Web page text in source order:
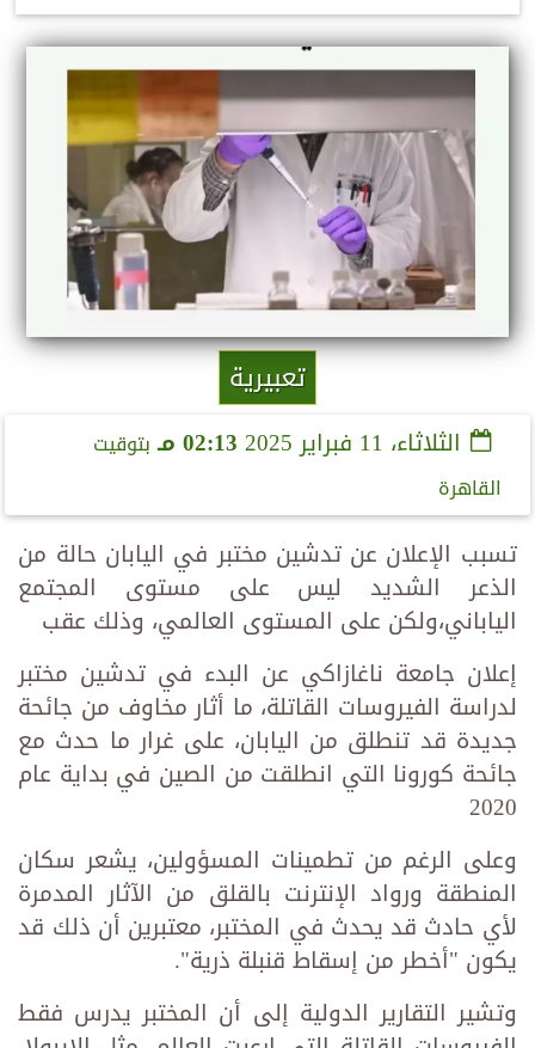
تعبيرية
الثلاثاء، 11 فبراير 2025 02:13 مـ
بتوقيت
القاهرة
تسبب الإعلان عن تدشين مختبر في اليابان حالة من
الذعر الشديد ليس على مستوى المجتمع
الياباني،ولكن على المستوى العالمي، وذلك عقب
إعلان جامعة ناغازاكي عن البدء في تدشين مختبر
لدراسة الفيروسات القاتلة، ما أثار مخاوف من جائحة
جديدة قد تنطلق من اليابان، على غرار ما حدث مع
جائحة كورونا التي انطلقت من الصين في بداية عام
2020
وعلى الرغم من تطمينات المسؤولين، يشعر سكان
المنطقة ورواد الإنترنت بالقلق من الآثار المدمرة
لأي حادث قد يحدث في المختبر، معتبرين أن ذلك قد
يكون "أخطر من إسقاط قنبلة ذرية".
وتشير التقارير الدولية إلى أن المختبر يدرس فقط